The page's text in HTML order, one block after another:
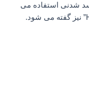
شدنی استفاده می